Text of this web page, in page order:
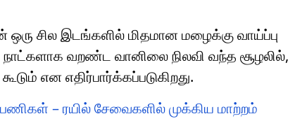
சில இடங்களில் மிதமான மழைக்கு வாய்ப்பு
நாட்களாக வறண்ட வானிலை நிலவி வந்த சூழலில்,
என எதிர்பார்க்கப்படுகிறது.
பணிகள் – ரயில் சேவைகளில் முக்கிய மாற்றம்